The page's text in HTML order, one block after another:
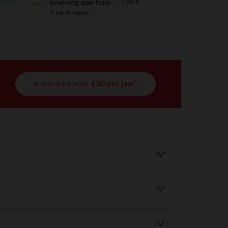
aan te passen en te beheren, en zorgt ervoor dat aan
levering aan huis 7,90 €
2 tot 4 dagen
Ik word lid voor €30 per jaar*